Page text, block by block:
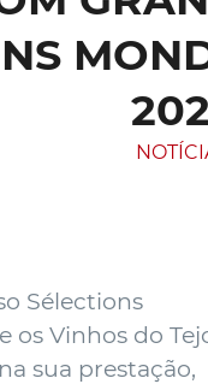
Sélections
os Vinhos do
sua prestação,